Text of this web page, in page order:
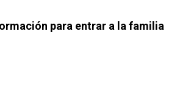
para entrar a la familia